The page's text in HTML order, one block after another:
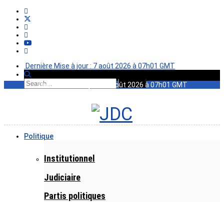
Dernière Mise à jour : 7 août 2026 à 07h01 GMT
Dernière Mise à jour : 7 août 2026 à 07h01 GMT
Politique
Institutionnel
Judiciaire
Partis politiques